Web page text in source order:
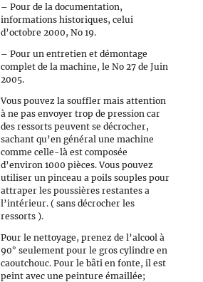
– Pour de la documentation,
informations historiques, celui
d’octobre 2000, No 19.
– Pour un entretien et démontage
complet de la machine, le No 27 de Juin
2005.
Vous pouvez la souffler mais attention
à ne pas envoyer trop de pression car
des ressorts peuvent se décrocher,
sachant qu’en général une machine
comme celle-là est composée
d’environ 1000 pièces. Vous pouvez
utiliser un pinceau a poils souples pour
attraper les poussières restantes a
l’intérieur. ( sans décrocher les
ressorts ).
Pour le nettoyage, prenez de l’alcool à
90° seulement pour le gros cylindre en
caoutchouc. Pour le bâti en fonte, il est
peint avec une peinture émaillée;